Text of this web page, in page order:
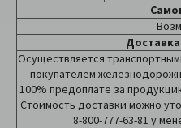
Осуществляется
покупателем
100% предоплате за
Стоимость доставки можно
8-800-777-63-81 у